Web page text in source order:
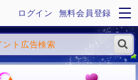
ログイン 無料会員登録